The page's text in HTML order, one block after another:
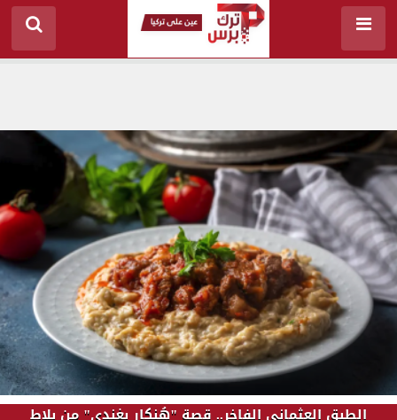
الطبق العثماني الفاخر.. قصة "هُنكار بغندي" من بلاط